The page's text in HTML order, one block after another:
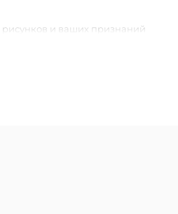
рисунков и ваших признаний